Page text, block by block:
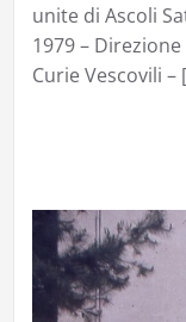
unite di Ascoli
1979 –
Curie Vescovili –